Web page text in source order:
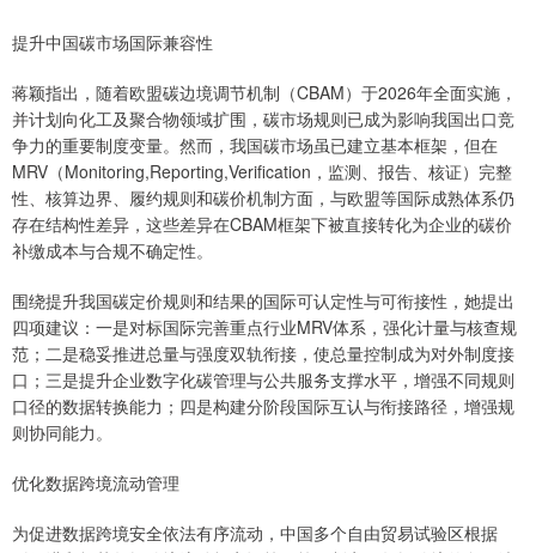
提升中国碳市场国际兼容性
蒋颖指出，随着欧盟碳边境调节机制（CBAM）于2026年全面实施，
并计划向化工及聚合物领域扩围，碳市场规则已成为影响我国出口竞
争力的重要制度变量。然而，我国碳市场虽已建立基本框架，但在
MRV（Monitoring,Reporting,Verification，监测、报告、核证）完整
性、核算边界、履约规则和碳价机制方面，与欧盟等国际成熟体系仍
存在结构性差异，这些差异在CBAM框架下被直接转化为企业的碳价
补缴成本与合规不确定性。
围绕提升我国碳定价规则和结果的国际可认定性与可衔接性，她提出
四项建议：一是对标国际完善重点行业MRV体系，强化计量与核查规
范；二是稳妥推进总量与强度双轨衔接，使总量控制成为对外制度接
口；三是提升企业数字化碳管理与公共服务支撑水平，增强不同规则
口径的数据转换能力；四是构建分阶段国际互认与衔接路径，增强规
则协同能力。
优化数据跨境流动管理
为促进数据跨境安全依法有序流动，中国多个自由贸易试验区根据